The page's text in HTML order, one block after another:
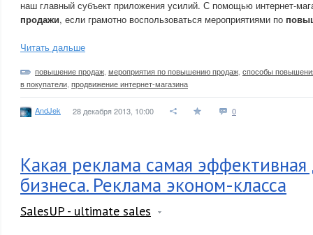
наш главный субъект приложения усилий. С помощью интернет-
продажи, если грамотно воспользоваться мероприятиями по
Читать дальше
повышение продаж мероприятия по повышению продаж способы
в покупатели продвижение интернет-магазина
AndJek 28 декабря 2013, 10:00 0
Какая реклама самая эффективная
бизнеса. Реклама эконом-класса
SalesUP - ultimate sales